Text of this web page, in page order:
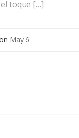
el toque […]
on May 6